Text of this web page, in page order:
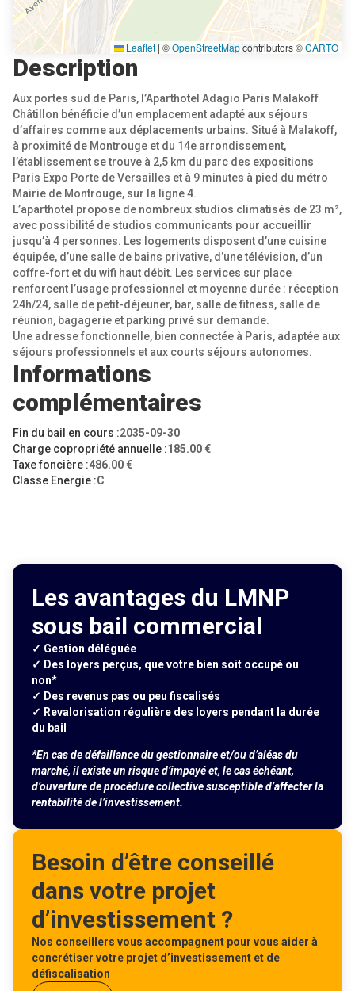
Leaflet | ©OpenStreetMapcontributors ©CARTO
Description
Aux portes sud de Paris, l’Aparthotel Adagio Paris Malakoff
Châtillon bénéficie d’un emplacement adapté aux séjours
d’affaires comme aux déplacements urbains. Situé à Malakoff,
à proximité de Montrouge et du 14e arrondissement,
l’établissement se trouve à 2,5 km du parc des expositions
Paris Expo Porte de Versailles et à 9 minutes à pied du métro
Mairie de Montrouge, sur la ligne 4.
L’aparthotel propose de nombreux studios climatisés de 23 m²,
avec possibilité de studios communicants pour accueillir
jusqu’à 4 personnes. Les logements disposent d’une cuisine
équipée, d’une salle de bains privative, d’une télévision, d’un
coffre-fort et du wifi haut débit. Les services sur place
renforcent l’usage professionnel et moyenne durée : réception
24h/24, salle de petit-déjeuner, bar, salle de fitness, salle de
réunion, bagagerie et parking privé sur demande.
Une adresse fonctionnelle, bien connectée à Paris, adaptée aux
séjours professionnels et aux courts séjours autonomes.
Informations
complémentaires
Fin du bail en cours :2035-09-30
Charge copropriété annuelle :185.00 €
Taxe foncière :486.00 €
Classe Energie :C
Les avantages du LMNP
sous bail commercial
✓ Gestion déléguée
✓ Des loyers perçus, que votre bien soit occupé ou
non*
✓ Des revenus pas ou peu fiscalisés
✓ Revalorisation régulière des loyers pendant la durée
du bail
*En cas de défaillance du gestionnaire et/ou d’aléas du
marché, il existe un risque d’impayé et, le cas échéant,
d’ouverture de procédure collective susceptible d’affecter la
rentabilité de l’investissement.
Besoin d’être conseillé
dans votre projet
d’investissement ?
Nos conseillers vous accompagnent pour vous aider à
concrétiser votre projet d’investissement et de
défiscalisation